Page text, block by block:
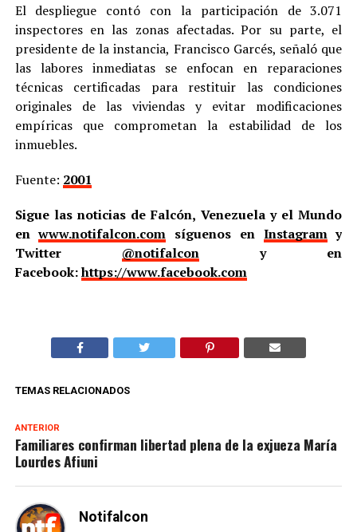
El despliegue contó con la participación de 3.071
inspectores en las zonas afectadas. Por su parte, el
presidente de la instancia, Francisco Garcés, señaló que
las labores inmediatas se enfocan en reparaciones
técnicas certificadas para restituir las condiciones
originales de las viviendas y evitar modificaciones
empíricas que comprometan la estabilidad de los
inmuebles.
Fuente: 2001
Sigue las noticias de Falcón, Venezuela y el Mundo
enwww.notifalcon.com síguenos en Instagramy
Twitter @notifalcony en
Facebook:https://www.facebook.com
TEMAS RELACIONADOS
ANTERIOR
Familiares confirman libertad plena de la exjueza María
Lourdes Afiuni
Notifalcon